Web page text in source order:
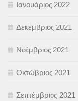
Ιανουάριος 2022
Δεκέμβριος 2021
Νοέμβριος 2021
Οκτώβριος 2021
Σεπτέμβριος 2021